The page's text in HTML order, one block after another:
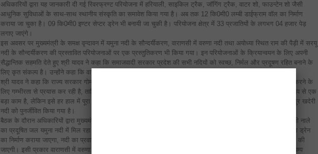
अधिकारियों द्वारा यह जानकारी दी गई रिवरफ्रण्ट परियोजना में हरियाली, साइकिल ट्रैक, जाॅगिंग ट्रैक, वाटर शो, फाउन्टेन शो जैसी
आधुनिक सुविधाओं के साथ-साथ स्थानीय संस्कृति का समावेश किया गया है। अब तक 12 कि0मी0 लम्बी डाईफ्राम वाॅल का निर्माण
कराया जा चुका है। 09 कि0मी0 इण्टर सेप्टर ड्रेन भी बनायी जा चुकी है। परियोजना क्षेत्र में 33 प्रजातियों के लगभग 04 हजार पेड़
लगाए जाएंगे।
इस अवसर पर मुख्यमंत्री के समक्ष वृन्दावन में यमुना नदी के सौन्दर्यीकरण, वाराणसी में वरुणा नदी तथा अयोध्या स्थित राम की पैड़ी में सरयू
नदी के सौन्दर्यीकरण की प्रस्तावित परियोजनाओं पर एक प्रस्तुतिकरण भी किया गया। इन परियोजनाओं के क्रियान्वयन के लिए अपनी
सैद्धान्तिक सहमति देते हुए श्री यादव ने कहा कि समाजवादी सरकार प्रदेश की सभी नदियों को स्वच्छ, निर्मल और प्रदूषण रहित बनाने के
लिए कृत संकल्प है। उन्होंने कहा कि वाराणसी में गंगा नदी को साफ बनाने के लिए वरुणा नदी को साफ-सुथरा बनाना जरूरी है।
श्री यादव ने कहा कि राज्य सरकार गोमती नदी के अलावा सैंगर, अनैया, चन्द्रावल, अखेरी तथा हिण्डन नदियों को भी पुनर्जीवित करने के
लिए गम्भीरता से प्रयास कर रही है, ताकि इन नदियों को इनके प्राकृतिक स्वरूप में लाया जा सके। नदियों का संरक्षण आर्थिक रूप से एक
बड़ा काम है, लेकिन इसे हर हाल में पूरा किया जाएगा। उन्होंने कहा कि समाजवादी सरकार के कार्यकाल में फतेहपुर जनपद में ससुर खदेरी
नदी को पुनर्जीवित किया गया है।
बैठक के दौरान अधिकारियों द्वारा मुख्यमंत्री को प्रस्तुतिकरण के माध्यम से यह जानकारी दी गई कि वृन्दावन में केशी घाट पर कोसी नाले
का प्रदूषित जल यमुना नदी में मिल रहा है और नदी घाट से दूर भी बह रही है। परियोजना के तहत कोसी नाले के लिए इण्टरसेप्टिंग ड्रेन
का निर्माण कराया जाएगा, नदी का प्रवाह घाट तक लाया जाएगा और जल स्तर ठीक करने के लिए अतिरिक्त जलापूर्ति भी यमुना में की
जाएगी। इसी प्रकार वाराणसी में वरुणा नदी की सफाई के लिए उसके किनारे पाॅलीमर का ‘जियो वेब’ लगाया जाएगा और ज्ञानपुर पम्प